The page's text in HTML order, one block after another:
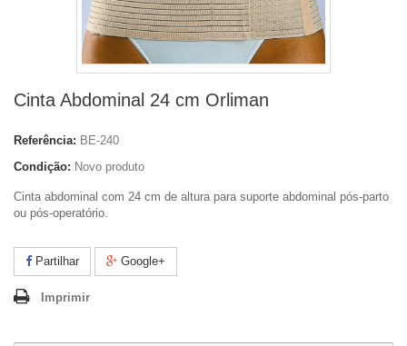
Cinta Abdominal 24 cm Orliman
Referência: BE-240
Condição: Novo produto
Cinta abdominal com 24 cm de altura para suporte abdominal pós-parto
ou pós-operatório.
Partilhar Google+
Imprimir